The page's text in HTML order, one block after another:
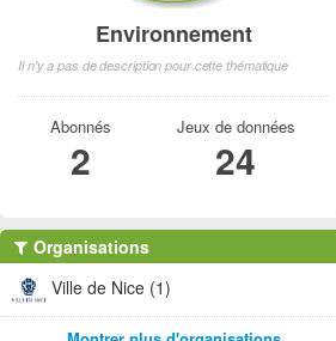
Environnement
Il n'y a pas de description pour cette thématique
Abonnés
2
Jeux de données
24
Organisations
Ville de Nice (1)